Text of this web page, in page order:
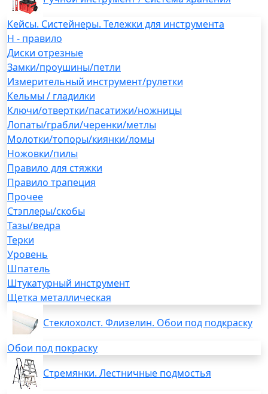
Кейсы. Систейнеры. Тележки для инструмента
H - правило
Диски отрезные
Замки/проушины/петли
Измерительный инструмент/рулетки
Кельмы / гладилки
Ключи/отвертки/пасатижи/ножницы
Лопаты/грабли/черенки/метлы
Молотки/топоры/киянки/ломы
Ножовки/пилы
Правило для стяжки
Правило трапеция
Прочее
Стэплеры/скобы
Тазы/ведра
Терки
Уровень
Шпатель
Штукатурный инструмент
Щетка металлическая
Стеклохолст. Флизелин. Обои под подкраску
Обои под покраску
Стремянки. Лестничные подмостья